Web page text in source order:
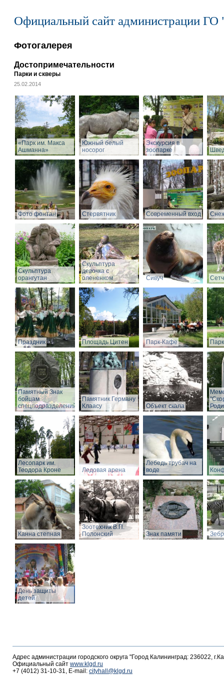
Официальный сайт администрации ГО
Фотогалерея
Достопримечательности
Парки и скверы
25.02.2014
«Парк им. Макса
Ашманна»
Южный белый
носорог
Экскурсия в
зоопарке
Фото фонтан Стервятник Современный вход
Скульптура
орангутан
Скульптура
девочка с
олененком
Сивуч
Праздник Площадь Цитен Парк-Кафе
Памятный Знак
бойцам
спецподразделений
Памятник Герману
Клаасу
Объект скала
Лесопарк им.
Теодора Кроне
Ледовая арена
Лебедь трубач на
воде
Канна степная
Зоотехник В.П.
Полонский
Знак памяти
День защиты
детей
Адрес администрации городского округа "Город Калининград: 236022,
Официальный сайт www.klgd.ru
+7 (4012) 31-10-31, E-mail: cityhall@klgd.ru